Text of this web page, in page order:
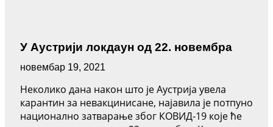
У Аустрији локдаун од 22. новембра
новембар 19, 2021
Неколико дана након што је Аустрија увела
карантин за невакцинисане, најавила је потпуно
национално затварање због КОВИД-19 које ће